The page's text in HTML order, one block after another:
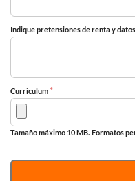
Indique pretensiones de renta y
Curriculum *
Tamaño máximo 10 MB. Formatos